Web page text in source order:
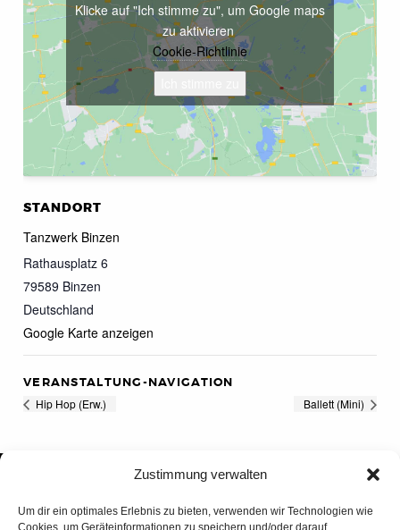
Zustimmung verwalten
Um dir ein optimales Erlebnis zu bieten, verwenden wir Technologien wie
Cookies, um Geräteinformationen zu speichern und/oder darauf
STANDORT
Tanzwerk Binzen
Rathausplatz 6
79589 Binzen
Deutschland
Google Karte anzeigen
Klicke auf "Ich stimme zu", um Google maps
zu aktivieren
Cookie-Richtlinie
VERANSTALTUNG-NAVIGATION
Hip Hop (Erw.) Ballett (Mini)